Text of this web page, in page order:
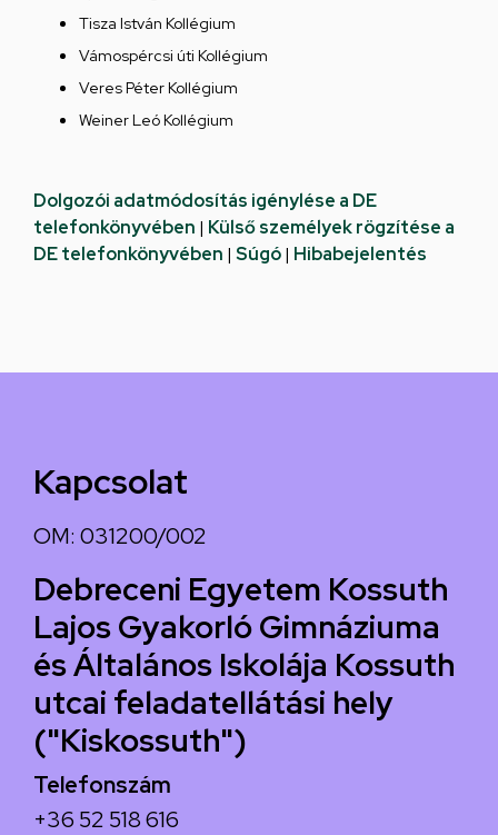
Tisza István Kollégium
Vámospércsi úti Kollégium
Veres Péter Kollégium
Weiner Leó Kollégium
Dolgozói adatmódosítás igénylése a DE
telefonkönyvében | Külső személyek rögzítése a
DE telefonkönyvében | Súgó| Hibabejelentés
Kapcsolat
OM: 031200/002
Debreceni Egyetem Kossuth
Lajos Gyakorló Gimnáziuma
és Általános Iskolája Kossuth
utcai feladatellátási hely
("Kiskossuth")
Telefonszám
+36 52 518 616